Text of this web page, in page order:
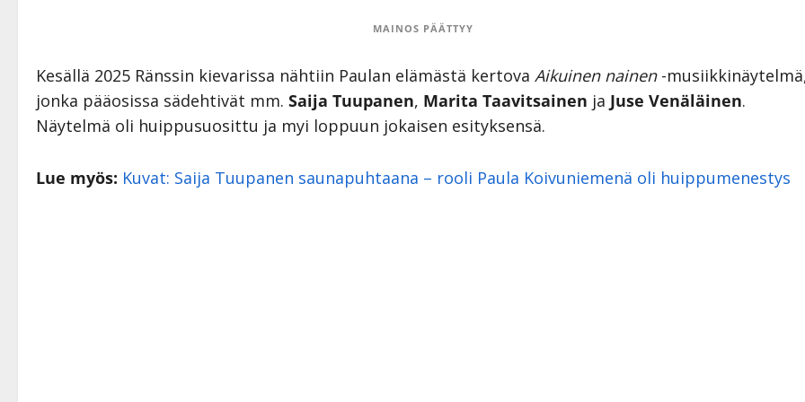
MAINOS PÄÄTTYY
Kesällä 2025 Ränssin kievarissa nähtiin Paulan elämästä kertova Aikuinen nainen-
jonka pääosissa sädehtivät mm. Saija Tuupanen, Marita Taavitsainen ja Juse Venäläinen.
Näytelmä oli huippusuosittu ja myi loppuun jokaisen esityksensä.
Lue myös: Kuvat: Saija Tuupanen saunapuhtaana – rooli Paula Koivuniemenä oli huippumenestys